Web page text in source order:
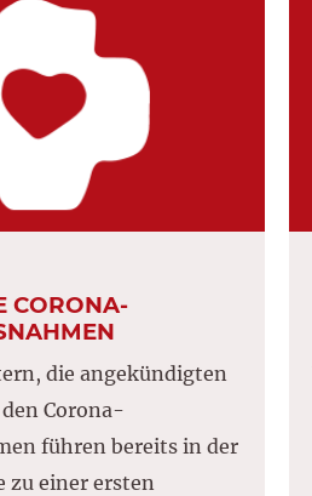
CORONA-
die angekündigten
Corona-
führen bereits in der
zu einer ersten